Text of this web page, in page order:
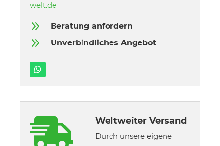
welt.de
9 Beratung anfordern
9 Unverbindliches Angebot
 Weltweiter Versand
Durch unsere eigene